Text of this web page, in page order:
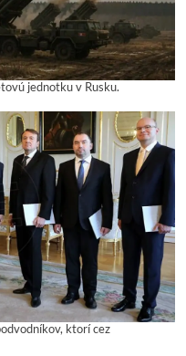
jednotku v Rusku.
ktorí cez